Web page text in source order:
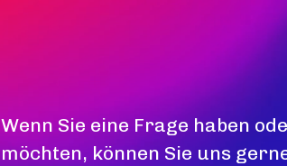
Wenn Sie eine Frage haben
möchten, können Sie uns